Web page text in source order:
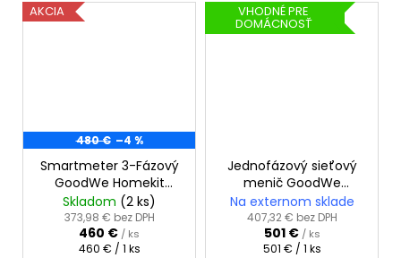
AKCIA
480 € –4 %
Smartmeter 3-Fázový
GoodWe Homekit
HK3000 120A
Skladom (2 ks)
373,98 € bez DPH
460 € / ks
Jednotková
460 € / 1 ks
VHODNÉ PRE
DOMÁCNOSŤ
Jednofázový sieťový
menič GoodWe
GW3000D-NS
Na externom sklade
407,32 € bez DPH
501 € / ks
Jednotková
501 € / 1 ks